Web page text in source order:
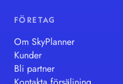
FÖRETAG
Om SkyPlanner
Kunder
Bli partner